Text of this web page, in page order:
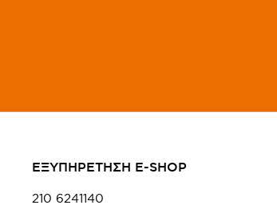
ΕΞΥΠΗΡΕΤΗΣΗ E-SHOP
210 6241140